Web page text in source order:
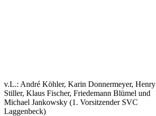
v.L.: André Köhler, Karin Donnermeyer, Henry
Stiller, Klaus Fischer, Friedemann Blümel und
Michael Jankowsky (1. Vorsitzender SVC
Laggenbeck)